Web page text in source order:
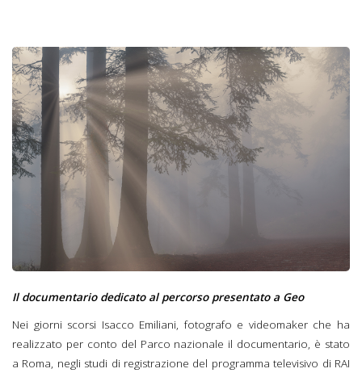
Il documentario dedicato al percorso presentato a Geo
Nei giorni scorsi Isacco Emiliani, fotografo e videomaker che ha
realizzato per conto del Parco nazionale il documentario, è stato
a Roma, negli studi di registrazione del programma televisivo di RAI